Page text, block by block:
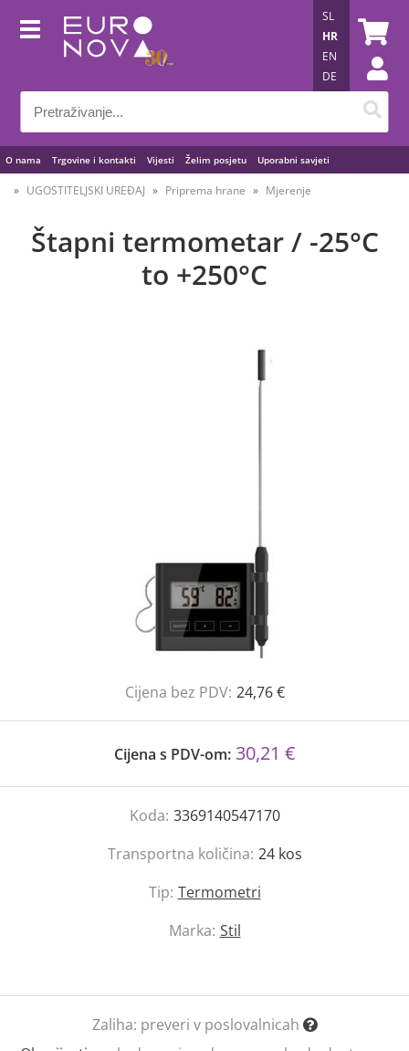
O nama Trgovine i kontakti Vijesti Želim posjetu Uporabni savjeti
SL
HR
EN
DE
UGOSTITELJSKI UREĐAJ Priprema hrane Mjerenje
Štapni termometar / -25°C
to +250°C
Cijena bez PDV: 24,76 €
Cijena s PDV-om: 30,21 €
Koda: 3369140547170
Transportna količina: 24 kos
Tip: Termometri
Marka: Stil
Zaliha: preveri v poslovalnicah